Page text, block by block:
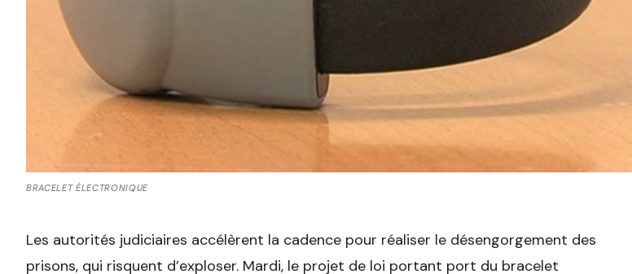
BRACELET ÉLECTRONIQUE
Les autorités judiciaires accélèrent la cadence pour réaliser le désengorgement des
prisons, qui risquent d’exploser. Mardi, le projet de loi portant port du bracelet